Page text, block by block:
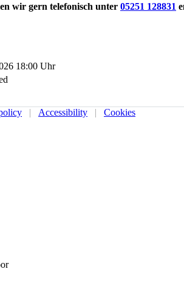
wir gern telefonisch unter 05251 128831
18:00 Uhr
| Accessibility | Cookies